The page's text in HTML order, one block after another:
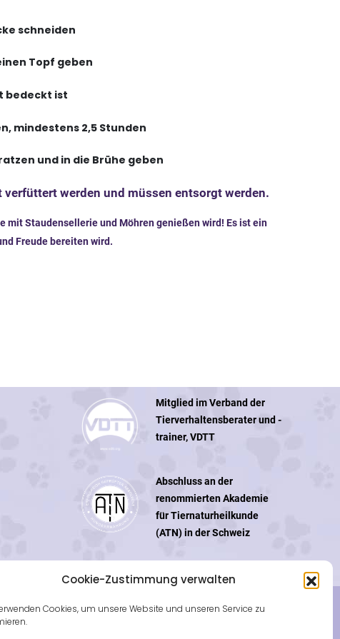
Cookie-Zustimmung verwalten
Cookies, um unsere Website und unseren Service zu
schneiden
Topf geben
bedeckt ist
mindestens 2,5 Stunden
und in die Brühe geben
werden und müssen entsorgt werden.
mit Staudensellerie und Möhren genießen wird! Es ist ein
Freude bereiten wird.
Mitglied im Verband der
Tierverhaltensberater und -
trainer, VDTT
Abschluss an der
renommierten Akademie
für Tiernaturheilkunde
(ATN) in der Schweiz